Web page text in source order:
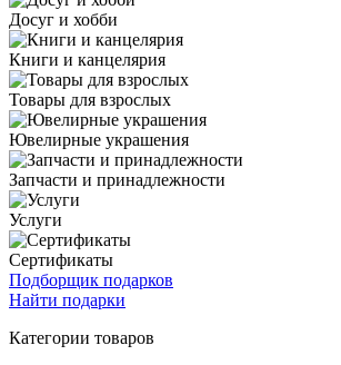
Досуг и хобби
Книги и канцелярия
Товары для взрослых
Ювелирные украшения
Запчасти и принадлежности
Услуги
Сертификаты
Подборщик подарков
Найти подарки
Категории товаров